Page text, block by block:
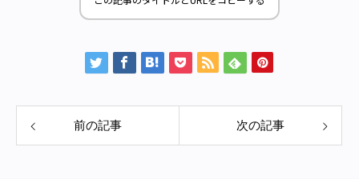
前の記事 次の記事